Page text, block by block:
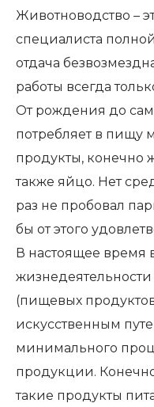
Животноводство –
специалиста
отдача
работы всегда
От рождения до
потребляет в пищу
продукты, конечно
также яйцо. Нет
раз не пробовал
бы от этого
В настоящее время
(пищевых
искусственным
минимального
продукции.
такие продукты